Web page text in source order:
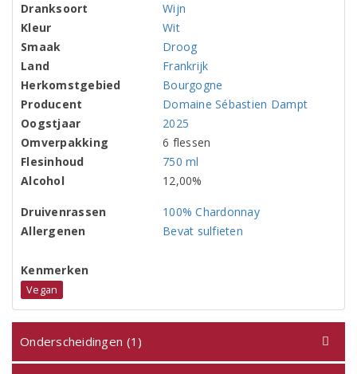
Dranksoort
Wijn
Kleur
Wit
Smaak
Droog
Land
Frankrijk
Herkomstgebied
Bourgogne
Producent
Domaine Sébastien Dampt
Oogstjaar
2025
Omverpakking
6 flessen
Flesinhoud
750 ml
Alcohol
12,00%
Druivenrassen
100% Chardonnay
Allergenen
Bevat sulfieten
Kenmerken
Vegan
Onderscheidingen (1)